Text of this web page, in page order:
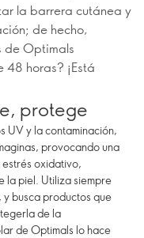
la barrera cutánea y
de hecho,
de Optimals
horas? ¡Está
protege
UV y la contaminación,
provocando una
oxidativo,
la piel. Utiliza siempre
y busca productos que
de la
de Optimals lo hace